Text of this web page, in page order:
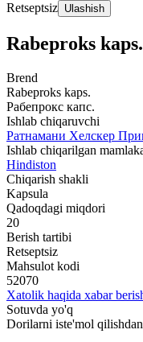
Retseptsiz Ulashish
Rabeproks
Brend
Rabeproks kaps.
Рабепрокс капс.
Ishlab chiqaruvchi
Ратнамани Хелскер
Ishlab chiqarilgan
Hindiston
Chiqarish shakli
Kapsula
Qadoqdagi miqdori
20
Berish tartibi
Retseptsiz
Mahsulot kodi
52070
Xatolik haqida xabar
Sotuvda yo'q
Dorilarni iste'mol